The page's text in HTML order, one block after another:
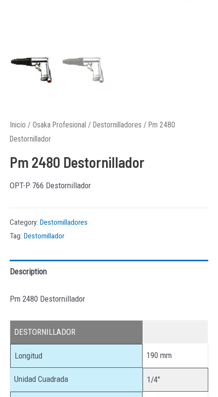
Inicio / Osaka Profesional / Destornilladores / Pm 2480
Destornillador
Pm 2480 Destornillador
OPT-P 766 Destornillador
Category: Destornilladores
Tag: Destornillador
Description
Pm 2480 Destornillador
DESTORNILLADOR
Longitud 190 mm
Unidad Cuadrada 1/4″